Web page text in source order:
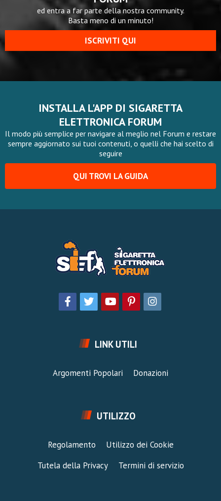
ed entra a far parte della nostra community.
Basta meno di un minuto!
ISCRIVITI QUI
INSTALLA L'APP DI SIGARETTA
ELETTRONICA FORUM
Il modo più semplice per navigare al meglio nel Forum e restare
sempre aggiornato sui tuoi contenuti, o quelli che hai scelto di
seguire
QUI TROVI LA GUIDA
LINK UTILI
Argomenti Popolari Donazioni
UTILIZZO
Regolamento
Utilizzo dei Cookie
Tutela della Privacy
Termini di servizio